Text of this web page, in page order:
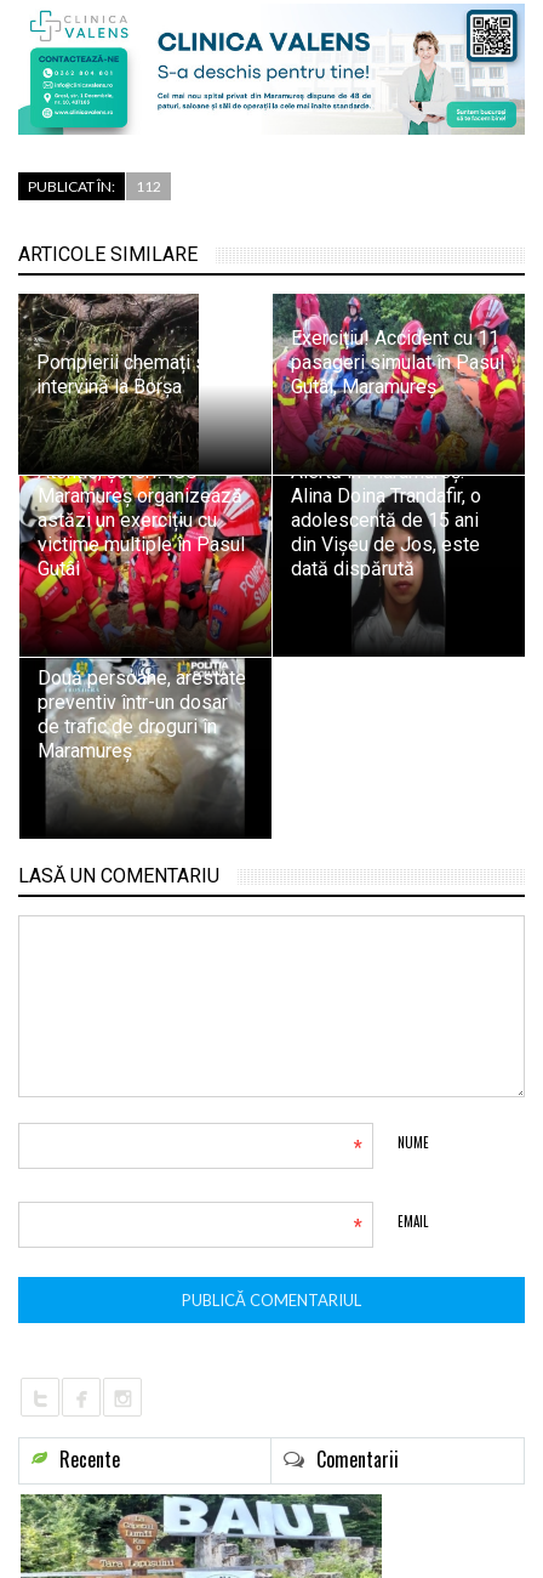
PUBLICAT ÎN: 112
ARTICOLE SIMILARE
Pompierii chemați să
intervină la Borșa
Exercițiu! Accident cu 11
pasageri simulat în Pasul
Gutâi, Maramureș
Atenție, șoferi! ISU
Maramureș organizează
astăzi un exercițiu cu
victime multiple în Pasul
Gutâi
Alertă în Maramureș:
Alina Doina Trandafir, o
adolescentă de 15 ani
din Vișeu de Jos, este
dată dispărută
Două persoane, arestate
preventiv într-un dosar
de trafic de droguri în
Maramureș
LASĂ UN COMENTARIU
NUME
*
EMAIL
*
Recente Comentarii